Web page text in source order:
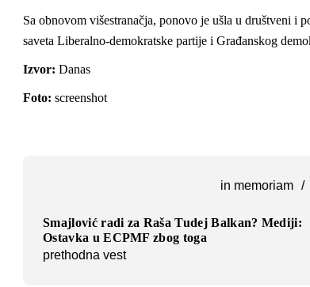
Sa obnovom višestranačja, ponovo je ušla u društveni
saveta Liberalno-demokratske partije i Građanskog
Izvor: Danas
Foto: screenshot
in memoriam /
Smajlović radi za Raša Tudej Balkan? Mediji:
Ostavka u ECPMF zbog toga
prethodna vest